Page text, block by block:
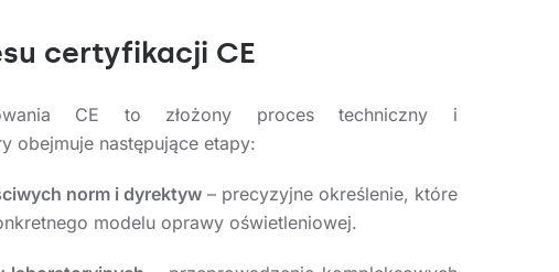
certyfikacji CE
CE to złożony proces techniczny i
obejmuje następujące etapy:
norm i dyrektyw – precyzyjne określenie, które
modelu oprawy oświetleniowej.